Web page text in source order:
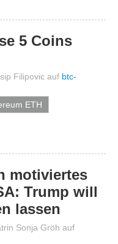
5 Coins
Filipovic auf btc-
ETH
motiviertes
Trump will
lassen
Sonja Gröh auf